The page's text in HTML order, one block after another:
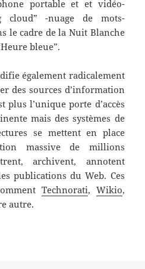
portable et et vidéo-
cloud” -nuage de mots-
le cadre de la Nuit Blanche
bleue”.
également radicalement
des sources d’information
plus l’unique porte d’accès
mais des systèmes de
se mettent en place
massive de millions
archivent, annotent
publications du Web. Ces
Technorati, Wikio,
autre.